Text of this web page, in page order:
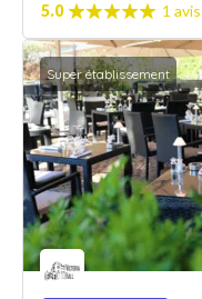
5.0 1 avis
Super établissement